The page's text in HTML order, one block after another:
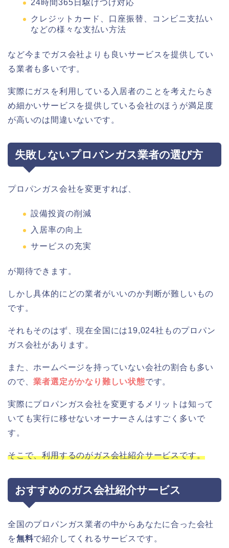
24時間365日駆けつけ対応
クレジットカード、口座振替、コンビニ支払い
などの様々な支払い方法
など今までガス会社よりも良いサービスを提供してい
る業者も多いです。
実際にガスを利用している入居者のことを考えたらき
め細かいサービスを提供している会社のほうが満足度
が高いのは間違いないです。
失敗しないプロパンガス業者の選び方
プロパンガス会社を変更すれば、
設備投資の削減
入居率の向上
サービスの充実
が期待できます。
しかし具体的にどの業者がいいのか判断が難しいもの
です。
それもそのはず、現在全国には19,024社ものプロパン
ガス会社があります。
また、ホームページを持っていない会社の割合も多い
ので、業者選定がかなり難しい状態です。
実際にプロパンガス会社を変更するメリットは知って
いても実行に移せないオーナーさんはすごく多いで
す。
そこで、利用するのがガス会社紹介サービスです。
おすすめのガス会社紹介サービス
全国のプロパンガス業者の中からあなたに合った会社
を無料で紹介してくれるサービスです。